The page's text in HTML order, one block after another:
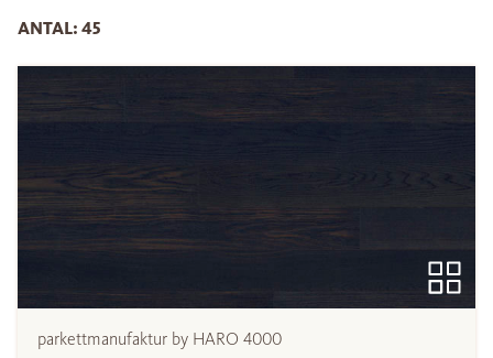
ANTAL: 45
parkettmanufaktur by HARO 4000